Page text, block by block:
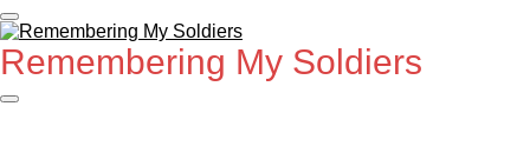
Ga
direct
naar
hoofdinhoud
Remembering My Soldiers